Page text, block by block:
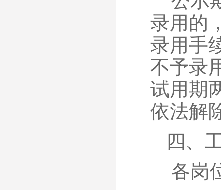
录用的
录用手
不予录
试用期
依法解
四、
各岗